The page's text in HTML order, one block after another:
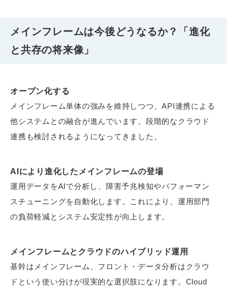
メインフレームは今後どうなるか？「進化
と共存の将来像」
オープン化する
メインフレーム単体の強みを維持しつつ、API連携による
他システムとの融合が進んでいます。段階的なクラウド
連携も検討されるようになってきました。
AIにより進化したメインフレームの登場
運用データをAIで分析し、障害予兆検知やパフォーマン
スチューニングを自動化します。これにより、運用部門
の負荷軽減とシステム安定性が向上します。
メインフレームとクラウドのハイブリッド運用
基幹はメインフレーム、フロント・データ分析はクラウ
ドという使い分けが現実的な選択肢になります。Cloud